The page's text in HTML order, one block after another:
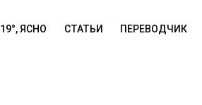
19°, ЯСНО СТАТЬИ ПЕРЕВОДЧИК